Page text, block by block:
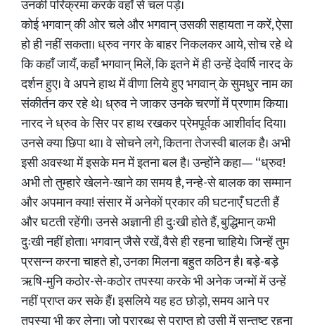
उनकी परिक्रमा करके वहाँ से चल पड़े।
कोई भगवान्‌ की ओर चले और भगवान् उसकी सहायता न करें, ऐसा
हो ही नहीं सकता। ध्रुव नगर के बाहर निकलकर आये, सोच रहे थे
कि कहाँ जायँ, कहाँ भगवान् मिलें, कि इतने में ही उन्हें देवर्षि नारद के
दर्शन हुए। वे अपने हाथ में वीणा लिये हुए भगवान् के सुमधुर नाम का
संकीर्तन कर रहे थे। ध्रुव ने जाकर उनके चरणों में प्रणाम किया।
नारद ने ध्रुव के सिर पर हाथ रखकर प्रेमपूर्वक आशीर्वाद दिया।
उनसे क्या छिपा था। वे सोचने लगे, कितना तेजस्वी बालक है। अभी
इसी अवस्था में इसके मन में इतना बल है। उन्होंने कहा— “ध्रुव!
अभी तो तुम्हारे खेलने-खाने का समय है, नन्हे-से बालक का सम्मान
और अपमान क्या! संसार में अनेकों प्रकार की घटनाएँ घटती हैं
और घटती रहेंगी। उनसे अज्ञानी ही दुःखी होते हैं, बुद्धिमान् कभी
दुःखी नहीं होता। भगवान् जैसे रखें, वैसे ही रहना चाहिये। जिन्हें तुम
प्रसन्न करना चाहते हो, उनका मिलना बहुत कठिन है। बड़े-बड़े
ऋषि-मुनि कठोर-से-कठोर तपस्या करके भी अनेक जन्मों में उन्हें
नहीं प्राप्त कर सके हैं। इसलिये यह हठ छोड़ो, समय आने पर